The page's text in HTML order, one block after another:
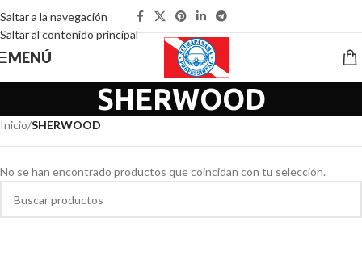
Saltar a la navegación
Saltar al contenido principal
MENÚ
SHERWOOD
Inicio/SHERWOOD
No se han encontrado productos que coincidan con tu selección.